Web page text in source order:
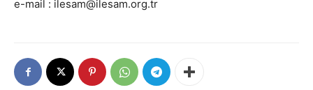
e-mail : ilesam@ilesam.org.tr